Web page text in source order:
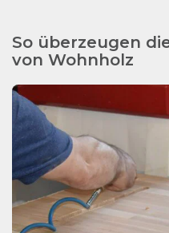
So überzeugen
von Wohnholz